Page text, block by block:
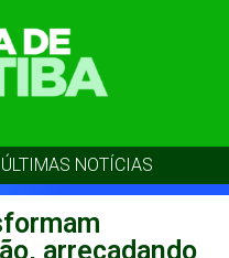
ÚLTIMAS NOTÍCIAS
arrecadando